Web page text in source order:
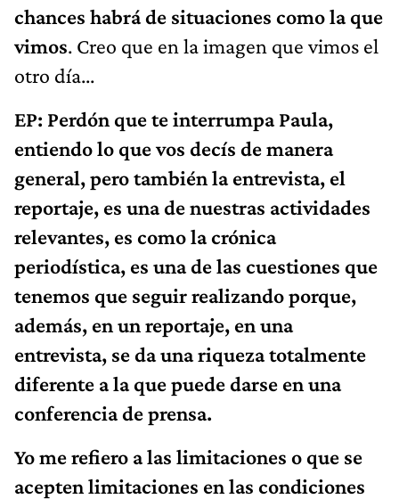
chances habrá de situaciones como la que
vimos. Creo que en la imagen que vimos el
otro día...
EP: Perdón que te interrumpa Paula,
entiendo lo que vos decís de manera
general, pero también la entrevista, el
reportaje, es una de nuestras actividades
relevantes, es como la crónica
periodística, es una de las cuestiones que
tenemos que seguir realizando porque,
además, en un reportaje, en una
entrevista, se da una riqueza totalmente
diferente a la que puede darse en una
conferencia de prensa.
Yo me refiero a las limitaciones o que se
acepten limitaciones en las condiciones